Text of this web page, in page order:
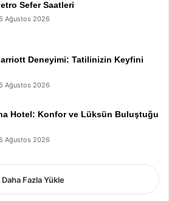
Sefer Saatleri
Ağustos 2026
Deneyimi: Tatilinizin Keyfini
Ağustos 2026
Hotel: Konfor ve Lüksün Buluştuğu
5 Ağustos 2026
Daha Fazla Yükle